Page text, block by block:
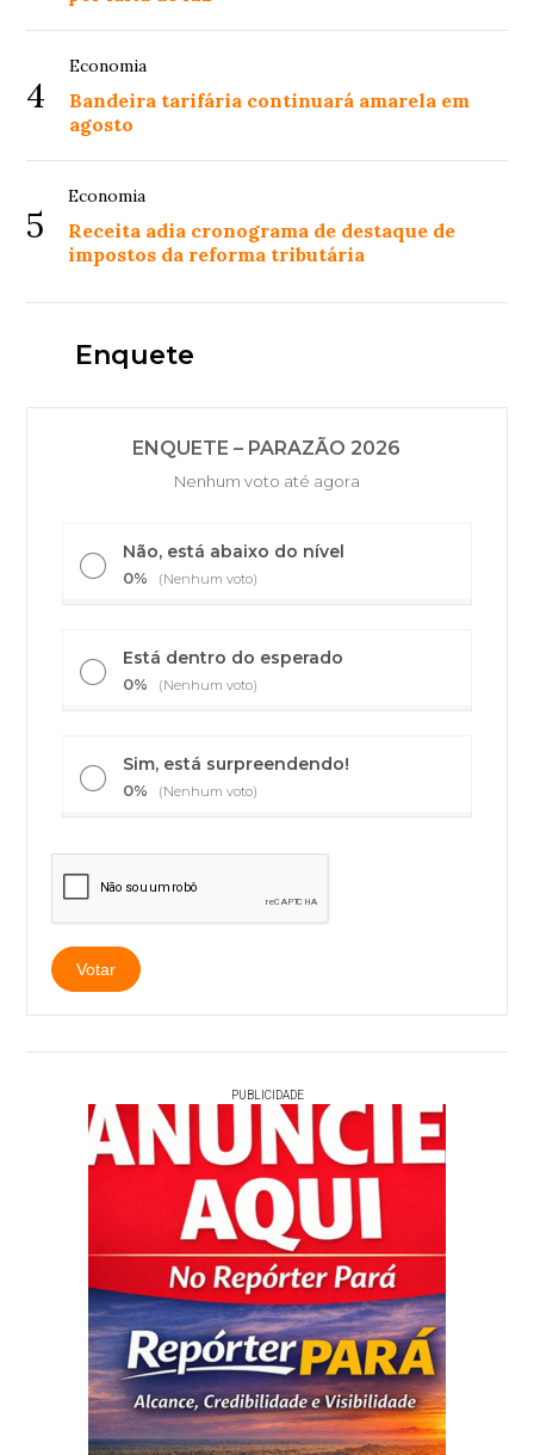
4
Economia
Bandeira tarifária continuará amarela em
agosto
5
Economia
Receita adia cronograma de destaque de
impostos da reforma tributária
Enquete
ENQUETE – PARAZÃO 2026
Nenhum voto até agora
Não, está abaixo do nível
0% (Nenhum voto)
Está dentro do esperado
0% (Nenhum voto)
Sim, está surpreendendo!
0% (Nenhum voto)
PUBLICIDADE